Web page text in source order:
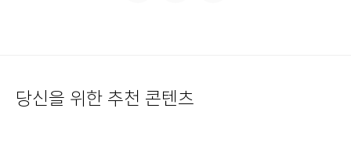
당신을 위한 추천 콘텐츠